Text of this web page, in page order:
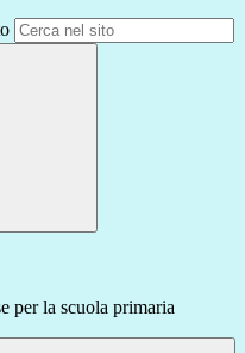
per la scuola primaria